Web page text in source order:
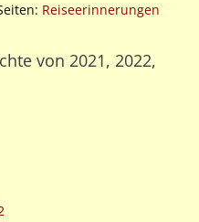
Reiseerinnerungen
von 2021, 2022,